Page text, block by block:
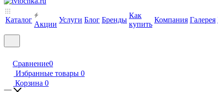
Каталог
Акции
Услуги Блог Бренды
Как
купить
Компания Галерея
Сравнение0
Избранные товары 0
Корзина 0